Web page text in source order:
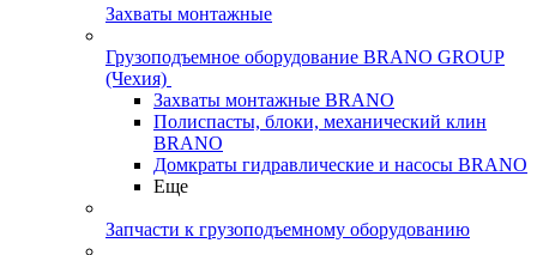
Захваты монтажные
Грузоподъемное оборудование BRANO GROUP
(Чехия)
Захваты монтажные BRANO
Полиспасты, блоки, механический клин
BRANO
Домкраты гидравлические и насосы BRANO
Еще
Запчасти к грузоподъемному оборудованию